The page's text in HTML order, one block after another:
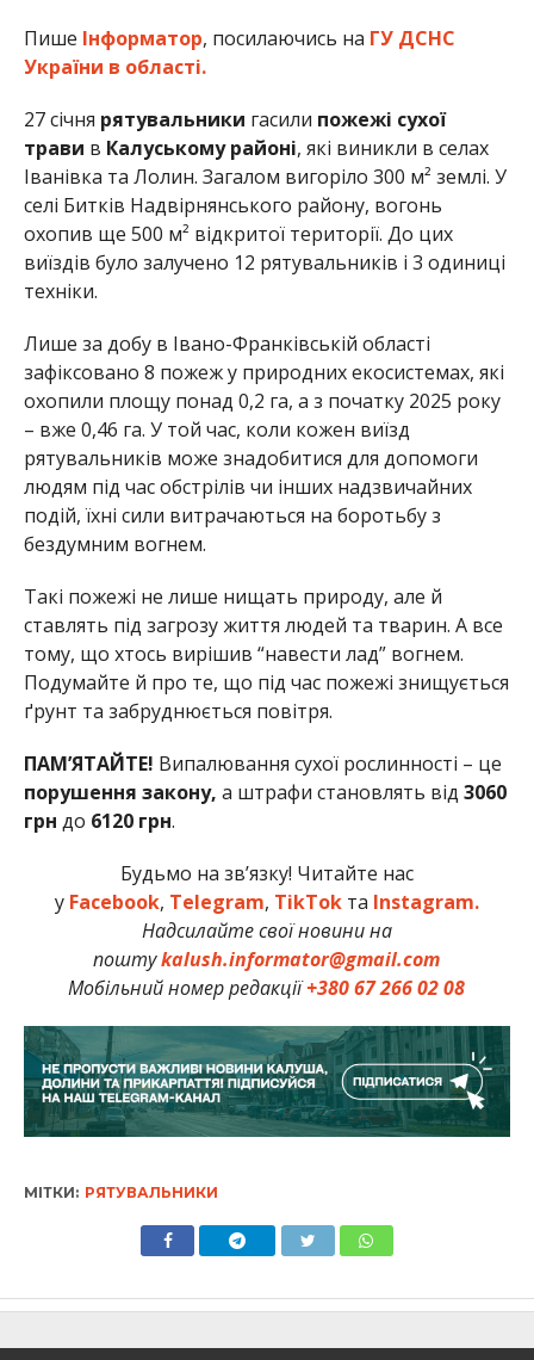
Пише Інформатор, посилаючись на ГУ ДСНС
України в області.
27 січня рятувальники гасили пожежі сухої
трави в Калуському районі, які виникли в селах
Іванівка та Лолин. Загалом вигоріло 300 м² землі. У
селі Битків Надвірнянського району, вогонь
охопив ще 500 м² відкритої території. До цих
виїздів було залучено 12 рятувальників і 3 одиниці
техніки.
Лише за добу в Івано-Франківській області
зафіксовано 8 пожеж у природних екосистемах, які
охопили площу понад 0,2 га, а з початку 2025 року
– вже 0,46 га. У той час, коли кожен виїзд
рятувальників може знадобитися для допомоги
людям під час обстрілів чи інших надзвичайних
подій, їхні сили витрачаються на боротьбу з
бездумним вогнем.
Такі пожежі не лише нищать природу, але й
ставлять під загрозу життя людей та тварин. А все
тому, що хтось вирішив “навести лад” вогнем.
Подумайте й про те, що під час пожежі знищується
ґрунт та забруднюється повітря.
ПАМ’ЯТАЙТЕ! Випалювання сухої рослинності – це
порушення закону, а штрафи становлять від 3060
грн до 6120 грн.
Будьмо на зв’язку! Читайте нас
у Facebook, Telegram, TikTokта Instagram.
Надсилайте свої новини на
поштуkalush.informator@gmail.com
Мобільний номер редакції+380 67 266 02 08
МІТКИ: РЯТУВАЛЬНИКИ